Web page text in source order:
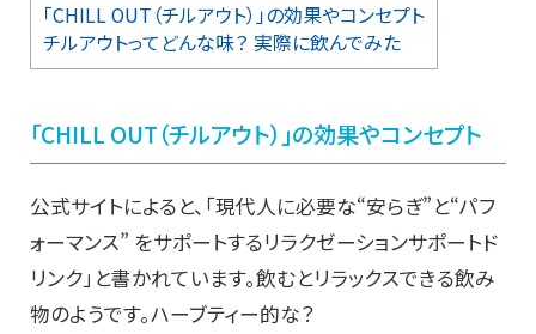
「CHILL OUT（チルアウト）」の効果やコンセプト
チルアウトってどんな味？ 実際に飲んでみた
「CHILL OUT（チルアウト）」の効果やコンセプト
公式サイトによると、「現代人に必要な“安らぎ”と“パフ
ォーマンス” をサポートするリラクゼーションサポートド
リンク」と書かれています。飲むとリラックスできる飲み
物のようです。ハーブティー的な？